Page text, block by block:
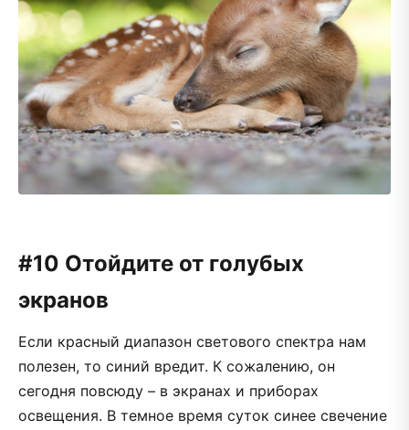
#10 Отойдите от голубых
экранов
Если красный диапазон светового спектра нам
полезен, то синий вредит. К сожалению, он
сегодня повсюду – в экранах и приборах
освещения. В темное время суток синее свечение